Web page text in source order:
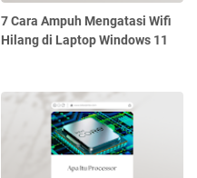
7 Cara Ampuh Mengatasi Wifi
Hilang di Laptop Windows 11